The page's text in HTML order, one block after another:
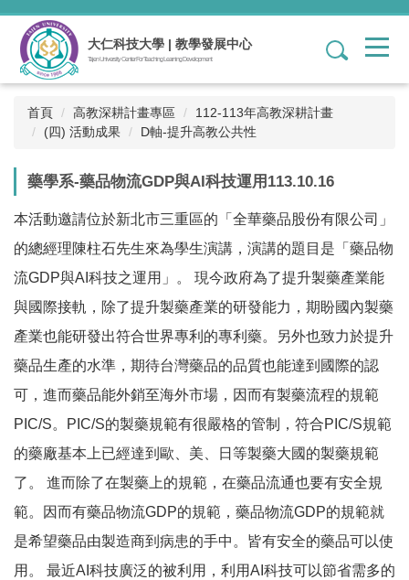
跳
主
要
內
大仁科技大學 | 教學發展中心
Tajen University Center For Teaching Learning Development
1
首頁 高教深耕計畫專區
112-113年高教深耕計畫
(四) 活動成果
D軸-提升高教公共性
藥學系-藥品物流GDP與AI科技運用113.10.16
本活動邀請位於新北市三重區的「全華藥品股份有限公司」
的總經理陳柱石先生來為學生演講，演講的題目是「藥品物
流GDP與AI科技之運用」。 現今政府為了提升製藥產業能
與國際接軌，除了提升製藥產業的研發能力，期盼國內製藥
產業也能研發出符合世界專利的專利藥。另外也致力於提升
藥品生產的水準，期待台灣藥品的品質也能達到國際的認
可，進而藥品能外銷至海外市場，因而有製藥流程的規範
PIC/S。PIC/S的製藥規範有很嚴格的管制，符合PIC/S規範
的藥廠基本上已經達到歐、美、日等製藥大國的製藥規範
了。 進而除了在製藥上的規範，在藥品流通也要有安全規
範。因而有藥品物流GDP的規範，藥品物流GDP的規範就
是希望藥品由製造商到病患的手中。皆有安全的藥品可以使
用。 最近AI科技廣泛的被利用，利用AI科技可以節省需多的